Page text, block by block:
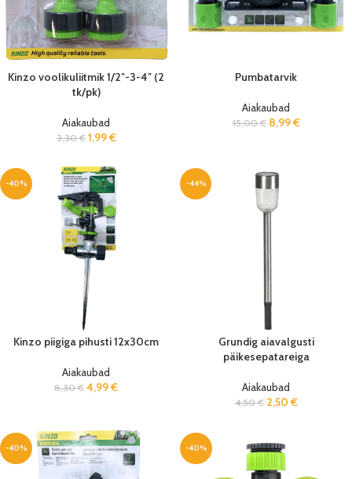
Kinzo voolikuliitmik 1/2″-3-4″ (2
tk/pk)
Aiakaubad
3,30€ 1,99€
Pumbatarvik
Aiakaubad
15,00€ 8,99€
-40%
Kinzo piigiga pihusti 12x30cm
Aiakaubad
8,30€ 4,99€
-44%
Grundig aiavalgusti
päikesepatareiga
Aiakaubad
4,50€ 2,50 €
-40% -40%